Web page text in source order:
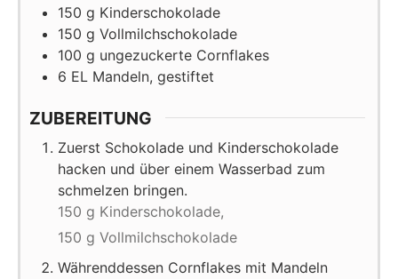
150 g Kinderschokolade
150 g Vollmilchschokolade
100 g ungezuckerte Cornflakes
6 EL Mandeln, gestiftet
ZUBEREITUNG
Zuerst Schokolade und Kinderschokolade
hacken und über einem Wasserbad zum
schmelzen bringen.
150 g Kinderschokolade,
150 g Vollmilchschokolade
Währenddessen Cornflakes mit Mandeln